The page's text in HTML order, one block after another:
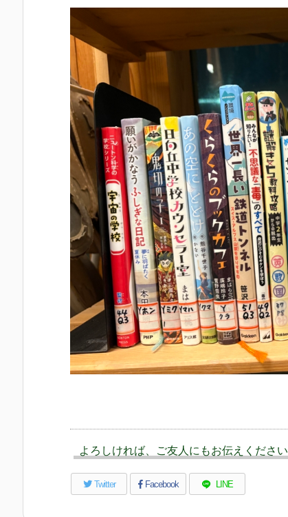
よろしければ、ご友人にもお伝えください
Twitter Facebook LINE